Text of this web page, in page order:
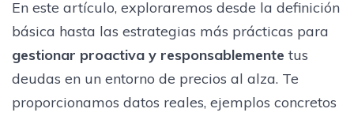
En este artículo, exploraremos desde la definición
básica hasta las estrategias más prácticas para
gestionar proactiva y responsablemente tus
deudas en un entorno de precios al alza. Te
proporcionamos datos reales, ejemplos concretos